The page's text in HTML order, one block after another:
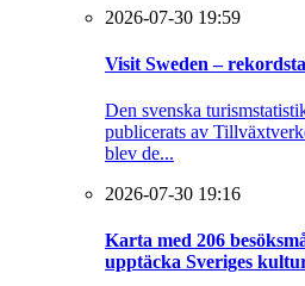
2026-07-30 19:59
Visit Sweden –
Den svenska
publicerats av
blev de...
2026-07-30 19:16
Karta med 206
upptäcka Sveriges